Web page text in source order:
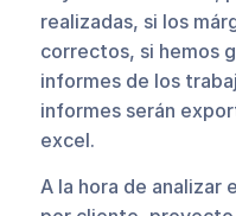
realizadas, si los
correctos, si hemos
informes de los
informes serán
excel.
A la hora de analizar